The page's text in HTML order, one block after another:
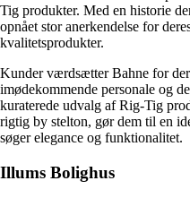
Tig produkter. Med en historie
opnået stor anerkendelse for
kvalitetsprodukter.
Kunder værdsætter Bahne for
imødekommende personale og
kuraterede udvalg af Rig-Tig
rigtig by stelton, gør dem til en
søger elegance og funktionalitet.
Illums Bolighus